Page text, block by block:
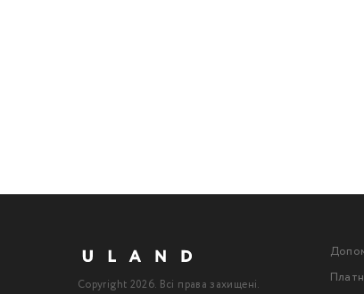
Copyright 2026. Всі права захищені.